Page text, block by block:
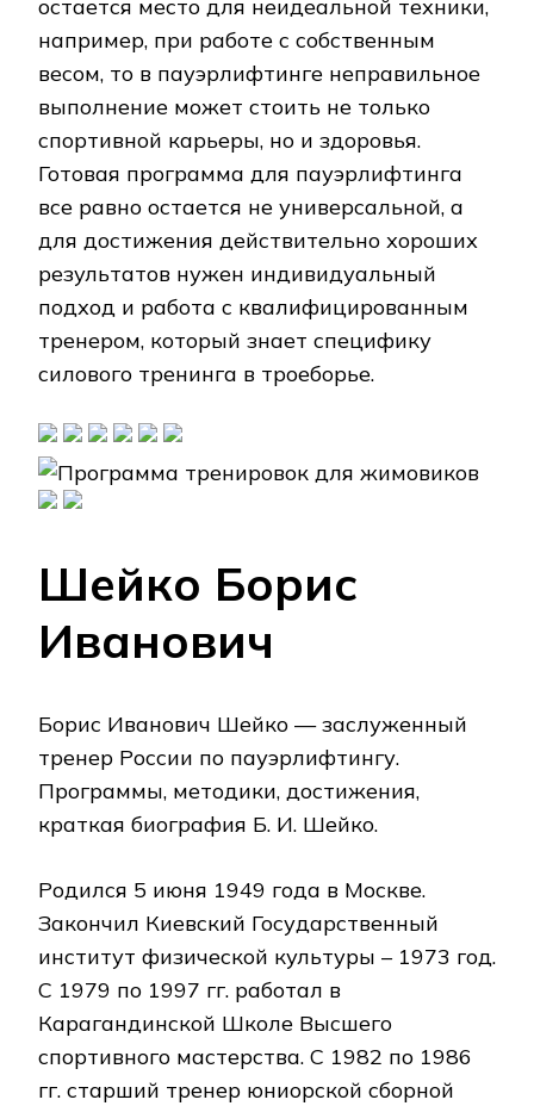
остается место для неидеальной техники,
например, при работе с собственным
весом, то в пауэрлифтинге неправильное
выполнение может стоить не только
спортивной карьеры, но и здоровья.
Готовая программа для пауэрлифтинга
все равно остается не универсальной, а
для достижения действительно хороших
результатов нужен индивидуальный
подход и работа с квалифицированным
тренером, который знает специфику
силового тренинга в троеборье.
Шейко Борис
Иванович
Борис Иванович Шейко — заслуженный
тренер России по пауэрлифтингу.
Программы, методики, достижения,
краткая биография Б. И. Шейко.
Родился 5 июня 1949 года в Москве.
Закончил Киевский Государственный
институт физической культуры – 1973 год.
С 1979 по 1997 гг. работал в
Карагандинской Школе Высшего
спортивного мастерства. С 1982 по 1986
гг. старший тренер юниорской сборной